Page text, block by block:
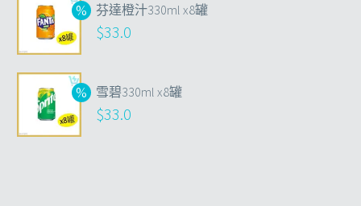
芬達橙汁330ml x8罐
$33.0
雪碧330ml x8罐
$33.0